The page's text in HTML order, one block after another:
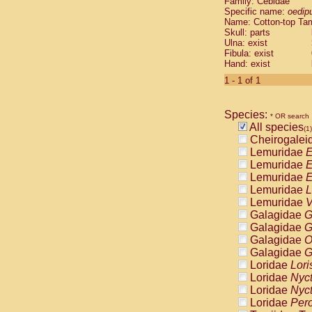
Cebidae
Cebidae
Cebidae
Cebidae
Cebidae
Cebidae
Cebidae
Cebidae
Cebidae
Cebidae
Cebidae
Cebidae
Atelidae
Atelidae
Atelidae
Atelidae
Atelidae
Atelidae
Atelidae
Atelidae
Atelidae
Atelidae
Pitheciidae
Specific name:
Name: Cotton-top
Skull: parts
Ulna: exist
Fibula: exist
Hand: exist
1 - 1 of 1
Species: * OR search
All species(1)
Lemuridae
Lemuridae
Lemuridae
Lemuridae
Lemuridae
Galagidae
Galagidae
Galagidae
Galagidae
Loridae
Loridae
Loridae
Loridae